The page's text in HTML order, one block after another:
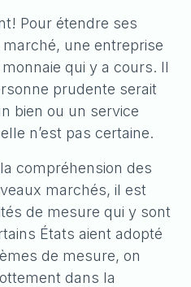
Pour étendre ses
une entreprise
qui y a cours. Il
prudente serait
bien ou un service
n’est pas certaine.
compréhension des
marchés, il est
de mesure qui y sont
États aient adopté
de mesure, on
dans la